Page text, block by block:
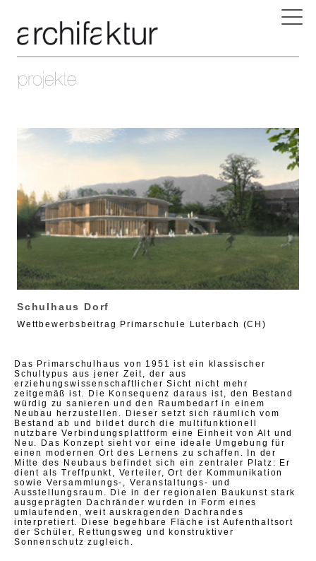
Schulhaus Dorf
Wettbewerbsbeitrag Primarschule Luterbach (CH)
Das Primarschulhaus von 1951 ist ein klassischer
Schultypus aus jener Zeit, der aus
erziehungswissenschaftlicher Sicht nicht mehr
zeitgemäß ist. Die Konsequenz daraus ist, den Bestand
würdig zu sanieren und den Raumbedarf in einem
Neubau herzustellen. Dieser setzt sich räumlich vom
Bestand ab und bildet durch die multifunktionell
nutzbare Verbindungsplattform eine Einheit von Alt und
Neu. Das Konzept sieht vor eine ideale Umgebung für
einen modernen Ort des Lernens zu schaffen. In der
Mitte des Neubaus befindet sich ein zentraler Platz: Er
dient als Treffpunkt, Verteiler, Ort der Kommunikation
sowie Versammlungs-, Veranstaltungs- und
Ausstellungsraum. Die in der regionalen Baukunst stark
ausgeprägten Dachränder wurden in Form eines
umlaufenden, weit auskragenden Dachrandes
interpretiert. Diese begehbare Fläche ist Aufenthaltsort
der Schüler, Rettungsweg und konstruktiver
Sonnenschutz zugleich.